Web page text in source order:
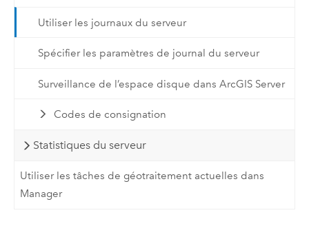
Utiliser les journaux du serveur
Spécifier les paramètres de journal du serveur
Surveillance de l’espace disque dans ArcGIS Server
Codes de consignation
Statistiques du serveur
Utiliser les tâches de géotraitement actuelles dans
Manager